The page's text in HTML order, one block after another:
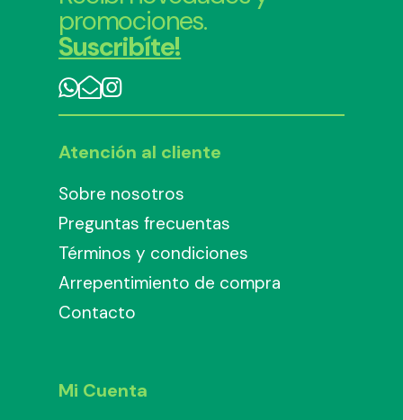
promociones.
Suscribíte!
Atención al cliente
Sobre nosotros
Preguntas frecuentas
Términos y condiciones
Arrepentimiento de compra
Contacto
Mi Cuenta